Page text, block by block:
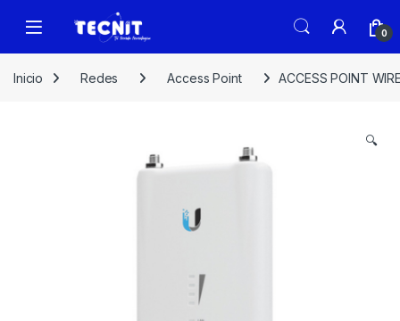
0
Inicio Redes Access Point ACCESS POINT
🔍